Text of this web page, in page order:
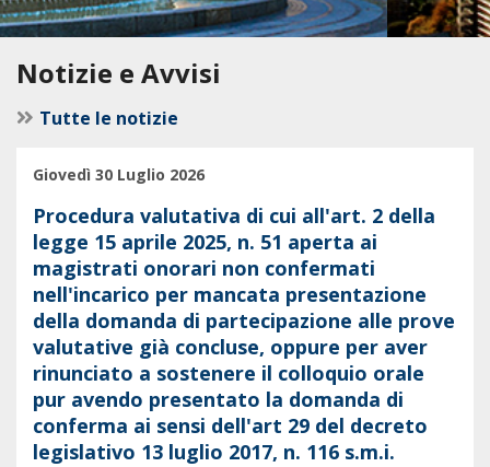
Notizie e Avvisi
Tutte le notizie
Giovedì 30 Luglio 2026
Procedura valutativa di cui all'art. 2 della
legge 15 aprile 2025, n. 51 aperta ai
magistrati onorari non confermati
nell'incarico per mancata presentazione
della domanda di partecipazione alle prove
valutative già concluse, oppure per aver
rinunciato a sostenere il colloquio orale
pur avendo presentato la domanda di
conferma ai sensi dell'art 29 del decreto
legislativo 13 luglio 2017, n. 116 s.m.i.